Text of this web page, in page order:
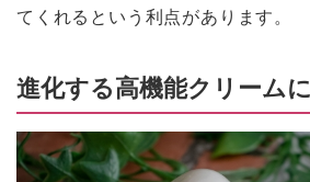
てくれるという利点があります。
進化する高機能クリーム